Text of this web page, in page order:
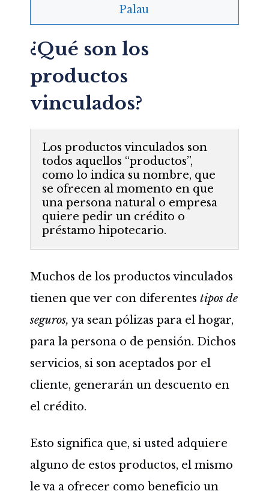
Palau
¿Qué son los
productos
vinculados?
Los productos vinculados son
todos aquellos “productos”,
como lo indica su nombre, que
se ofrecen al momento en que
una persona natural o empresa
quiere pedir un crédito o
préstamo hipotecario.
Muchos de los productos vinculados
tienen que ver con diferentes tipos de
seguros, ya sean pólizas para el hogar,
para la persona o de pensión. Dichos
servicios, si son aceptados por el
cliente, generarán un descuento en
el crédito.
Esto significa que, si usted adquiere
alguno de estos productos, el mismo
le va a ofrecer como beneficio un